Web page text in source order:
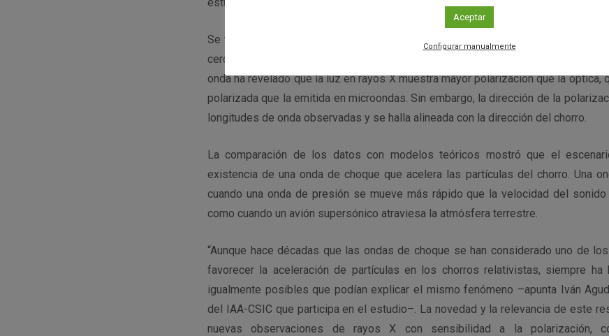
Se trata de la primera vez en la que se ha observado la polarización de la luz
cercanas a la fuente de aceleración de las partículas, y el análisis del objeto
onda ha revelado que la luz en rayos X muestra mayor polarización que la óptica,
polarizada que la emitida en microondas. Sin embargo, la dirección de la
longitudes de onda observadas y se halla alineada con la dirección del chorro.
La comparación de los datos con modelos teóricos mostró que el
existencia de una onda de choque que acelera las partículas del chorro. Una
cuando una onda de presión se mueve más rápido que la velocidad del sonido
como cuando un avión supersónico atraviesa la atmósfera terrestre.
“Aunque hace décadas que las ondas de choque se han considerado uno de
favorecer la aceleración de partículas en los chorros relativistas, siempre ha
igualmente posibles que podían explicar el mismo fenómeno –apunta Iván
del IAA-CSIC que participa en el estudio–. La novedad y la relevancia de este
nuevas observaciones de rayos X con sensibilidad a la polarización,
Aceptar
Configurar manualmente